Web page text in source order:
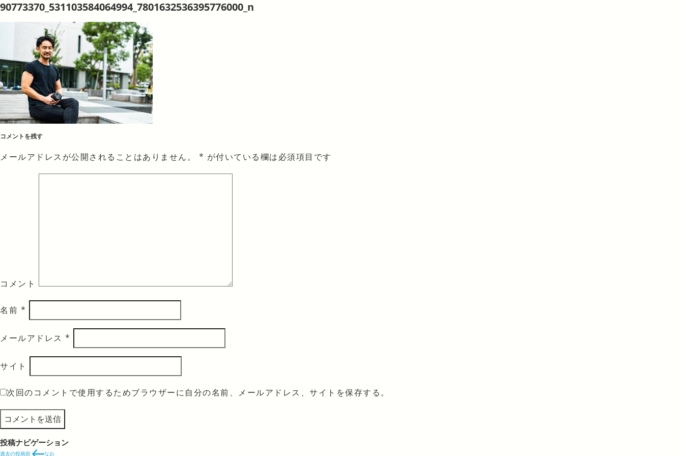
90773370_531103584064994_7801632536395776000_n
コメントを残す
メールアドレスが公開されることはありません。 * が付いている欄は必須項目です
コメント
名前 *
メールアドレス *
サイト
次回のコメントで使用するためブラウザーに自分の名前、メールアドレス、サイトを保存する。
投稿ナビゲーション
過去の投稿前 なお